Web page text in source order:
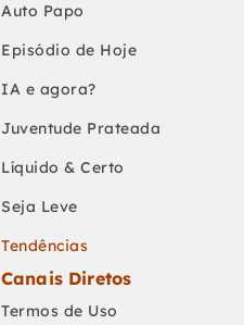
Auto Papo
Episódio de Hoje
IA e agora?
Juventude Prateada
Líquido & Certo
Seja Leve
Tendências
Canais Diretos
Termos de Uso